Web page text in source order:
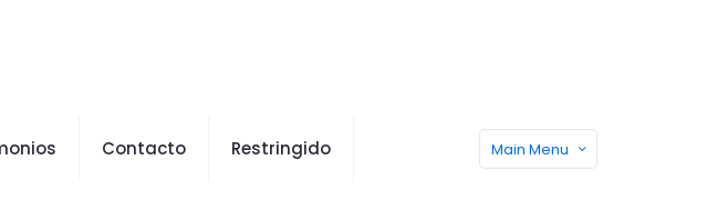
Contacto Restringido Main Menu